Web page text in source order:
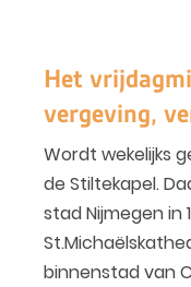
Het
vergeving,
Wordt wekelijks
de Stiltekapel.
stad Nijmegen in
binnenstad van